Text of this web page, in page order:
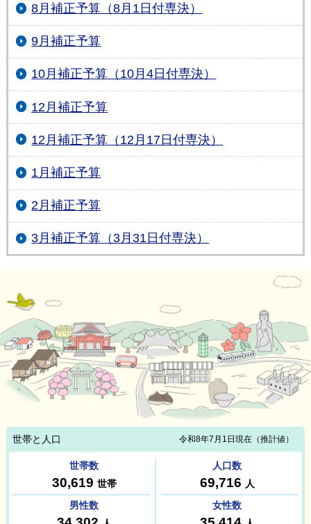
8月補正予算（8月1日付専決）
9月補正予算
10月補正予算（10月4日付専決）
12月補正予算
12月補正予算（12月17日付専決）
1月補正予算
2月補正予算
3月補正予算（3月31日付専決）